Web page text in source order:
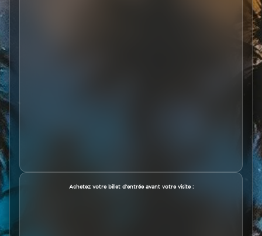
Achetez votre billet d'entrée avant votre visite :